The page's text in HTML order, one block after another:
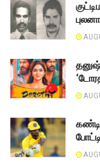
தனுஷ்